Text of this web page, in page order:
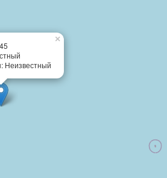
Неизвестный
×